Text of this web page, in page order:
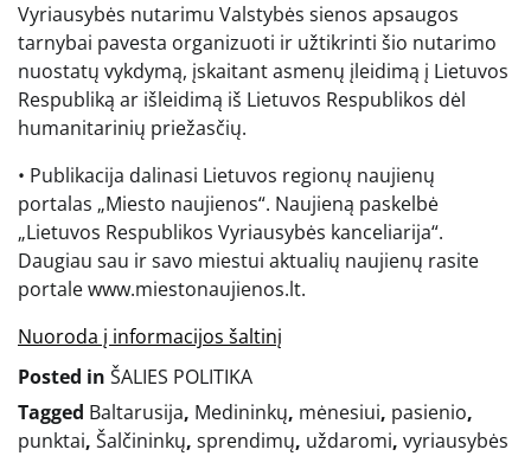
Vyriausybės nutarimu Valstybės sienos apsaugos
tarnybai pavesta organizuoti ir užtikrinti šio nutarimo
nuostatų vykdymą, įskaitant asmenų įleidimą į Lietuvos
Respubliką ar išleidimą iš Lietuvos Respublikos dėl
humanitarinių priežasčių.
• Publikacija dalinasi Lietuvos regionų naujienų
portalas „Miesto naujienos“. Naujieną paskelbė
„Lietuvos Respublikos Vyriausybės kanceliarija“.
Daugiau sau ir savo miestui aktualių naujienų rasite
portale www.miestonaujienos.lt.
Nuoroda į informacijos šaltinį
Posted in ŠALIES POLITIKA
Tagged Baltarusija, Medininkų, mėnesiui, pasienio,
punktai, Šalčininkų, sprendimų, uždaromi, vyriausybės